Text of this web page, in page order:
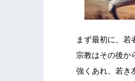
まず最初に、若
宗教はその後か
強くあれ、若き